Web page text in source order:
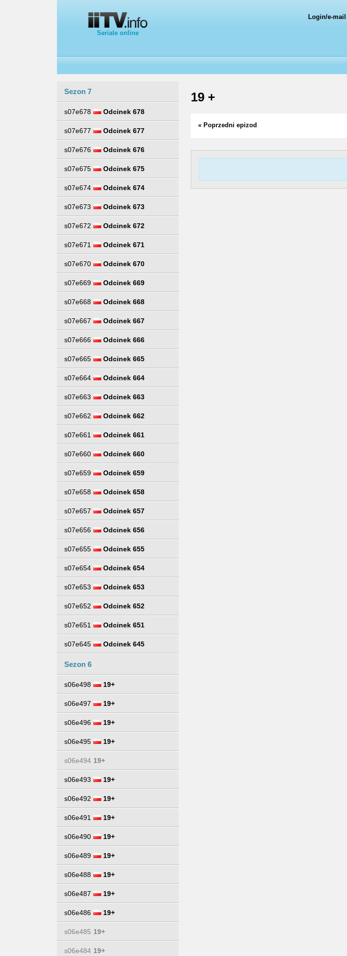
Seriale online
Login/e-mail
Sezon 7
s07e678 Odcinek 678
s07e677 Odcinek 677
s07e676 Odcinek 676
s07e675 Odcinek 675
s07e674 Odcinek 674
s07e673 Odcinek 673
s07e672 Odcinek 672
s07e671 Odcinek 671
s07e670 Odcinek 670
s07e669 Odcinek 669
s07e668 Odcinek 668
s07e667 Odcinek 667
s07e666 Odcinek 666
s07e665 Odcinek 665
s07e664 Odcinek 664
s07e663 Odcinek 663
s07e662 Odcinek 662
s07e661 Odcinek 661
s07e660 Odcinek 660
s07e659 Odcinek 659
s07e658 Odcinek 658
s07e657 Odcinek 657
s07e656 Odcinek 656
s07e655 Odcinek 655
s07e654 Odcinek 654
s07e653 Odcinek 653
s07e652 Odcinek 652
s07e651 Odcinek 651
s07e645 Odcinek 645
Sezon 6
s06e498 19+
s06e497 19+
s06e496 19+
s06e495 19+
s06e494 19+
s06e493 19+
s06e492 19+
s06e491 19+
s06e490 19+
s06e489 19+
s06e488 19+
s06e487 19+
s06e486 19+
s06e485 19+
s06e484 19+
19 +
« Poprzedni epizod